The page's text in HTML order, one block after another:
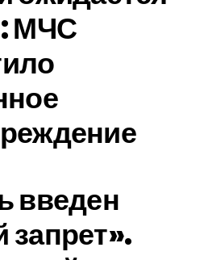
МЧС
введен